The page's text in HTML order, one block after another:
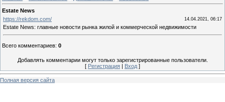
Estate News
https://rekdom.com/
14.04.2021, 06:17
Estate News: главные новости рынка жилой и коммерческой недвижимости
Всего комментариев: 0
Добавлять комментарии могут только зарегистрированные пользователи.
[ Регистрация | Вход ]
Полная версия сайта